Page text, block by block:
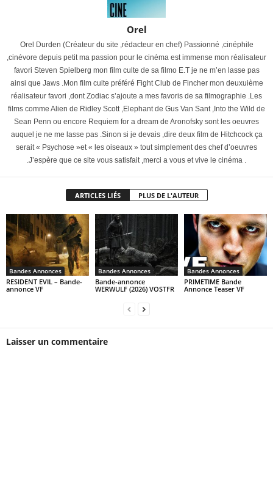
Orel
Orel Durden (Créateur du site ,rédacteur en chef) Passionné ,cinéphile
,cinévore depuis petit ma passion pour le cinéma est immense mon réalisateur
favori Steven Spielberg mon film culte de sa filmo E.T je ne m’en lasse pas
ainsi que Jaws .Mon film culte préféré Fight Club de Fincher mon deuxuième
réalisateur favori ,dont Zodiac s’ajoute a mes favoris de sa filmographie .Les
films comme Alien de Ridley Scott ,Elephant de Gus Van Sant ,Into the Wild de
Sean Penn ou encore Requiem for a dream de Aronofsky sont les oeuvres
auquel je ne me lasse pas .Sinon si je devais ,dire deux film de Hitchcock ça
serait « Psychose »et « les oiseaux » tout simplement des chef d’oeuvres
.J’espère que ce site vous satisfait ,merci a vous et vive le cinéma .
ARTICLES LIÉS PLUS DE L'AUTEUR
Bandes Annonces
RESIDENT EVIL – Bande-
annonce VF
Bandes Annonces
Bande-annonce
WERWULF (2026) VOSTFR
Bandes Annonces
PRIMETIME Bande
Annonce Teaser VF
Laisser un commentaire